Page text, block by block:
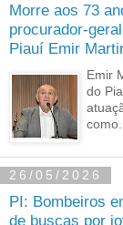
Morre aos 73
procurador-
Piauí Emir
Emir
do
como...
26/05/2026
PI: Bombeiros
de buscas por